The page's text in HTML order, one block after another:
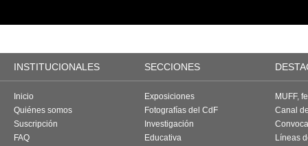
INSTITUCIONALES SECCIONES
Inicio
Quiénes somos
Suscripción
FAQ
Exposiciones
Fotografías del CdF
Investigación
Educativa
MUFF,
Canal
Líneas